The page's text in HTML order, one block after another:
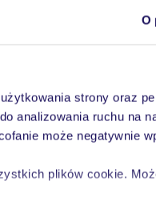
O
strony oraz
analizowania ruchu na
może negatywnie
plików cookie.